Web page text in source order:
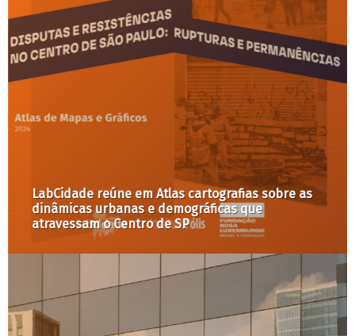
LabCidade reúne em Atlas cartografias sobre as
dinâmicas urbanas e demográficas que
atravessam o Centro de SP